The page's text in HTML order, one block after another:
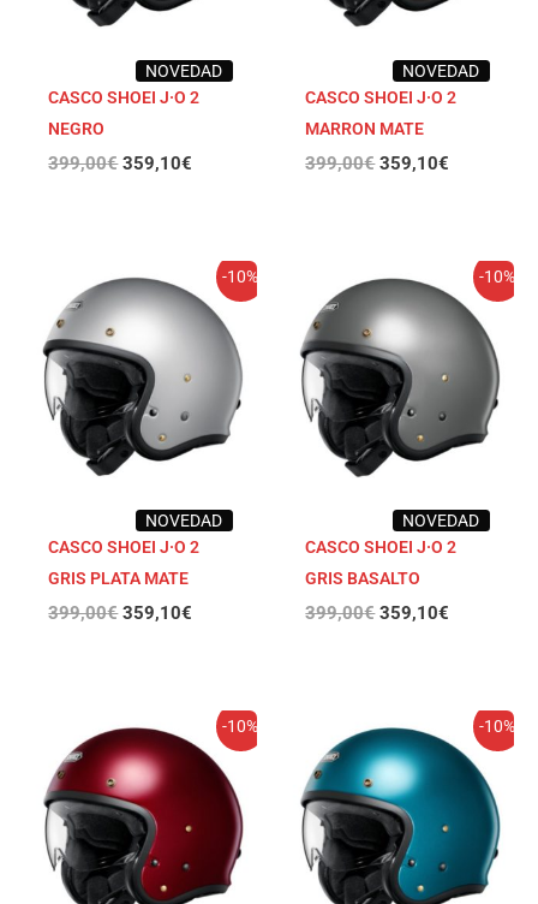
NOVEDAD
CASCO SHOEI J·O 2
NEGRO
399,00€ 359,10€
NOVEDAD
CASCO SHOEI J·O 2
MARRON MATE
399,00€ 359,10€
-10%
NOVEDAD
CASCO SHOEI J·O 2
GRIS PLATA MATE
399,00€
precio
original
399,00€.
359,10€
precio
actual
359,10€.
-10%
NOVEDAD
CASCO SHOEI J·O 2
GRIS BASALTO
399,00€
precio
original
399,00€.
359,10€
precio
actual
359,10€.
-10%
precio
original
era:
399,00€.
precio
actual
359,10€.
-10%
precio
original
era:
399,00€.
precio
actual
359,10€.